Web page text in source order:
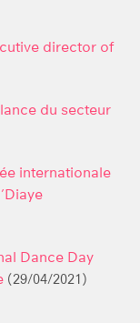
director of
du secteur
internationale
Dance Day
(29/04/2021)